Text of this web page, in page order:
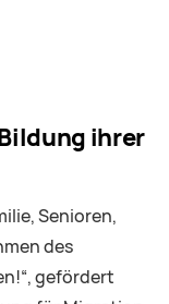
ihrer
Senioren,
des
gefördert